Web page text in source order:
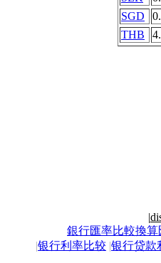
SGD
THB
|
銀行匯率比較換算
|银行利率比较 |银行贷款